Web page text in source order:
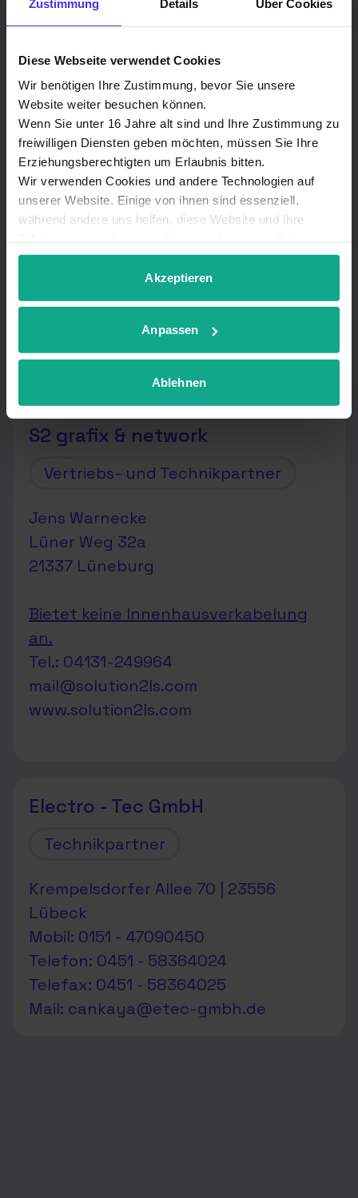
Zustimmung Details Über Cookies
Diese Webseite verwendet Cookies
Wir benötigen Ihre Zustimmung, bevor Sie unsere
Website weiter besuchen können.
Wenn Sie unter 16 Jahre alt sind und Ihre Zustimmung zu
freiwilligen Diensten geben möchten, müssen Sie Ihre
Erziehungsberechtigten um Erlaubnis bitten.
Wir verwenden Cookies und andere Technologien auf
unserer Website. Einige von ihnen sind essenziell,
während andere uns helfen, diese Website und Ihre
können verarbeitet werden (z. B. IP-Adressen), z. B. für
personalisierte Anzeigen und Inhalte oder Anzeigen- und
Inhaltsmessung. Weitere Informationen über die
Datenschutzerklärung. Sie können Ihre
Auswahl jederzeit unter Details widerrufen oder
Akzeptieren
Anpassen
Ablehnen
Daten speichert und verarbeitet, um Ihnen die
Bearbeitung Deiner Anfrage.
Weitere Informationen findest Du in unserer
Datenschutzerklärung
Senden
Du hast eine Frage? Hier sind unsere
Ansprechpartner in deiner Region:
S2 grafix & network
Vertriebs- und Technikpartner
Jens Warnecke
Lüner Weg 32a
21337 Lüneburg
Bietet keine Innenhausverkabelung
an.
Tel.: 04131-249964
mail@solution2ls.com
www.solution2ls.com
Electro - Tec GmbH
Technikpartner
Krempelsdorfer Allee 70 | 23556
Lübeck
Mobil: 0151 - 47090450
Telefon: 0451 - 58364024
Telefax: 0451 - 58364025
Mail: cankaya@etec-gmbh.de